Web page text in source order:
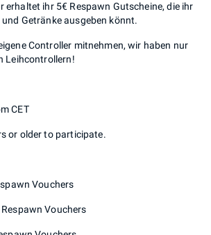
erhaltet ihr 5€ Respawn Gutscheine, die ihr
Getränke ausgeben könnt.
Controller mitnehmen, wir haben nur
Leihcontrollern!
CET
or older to participate.
Vouchers
Vouchers